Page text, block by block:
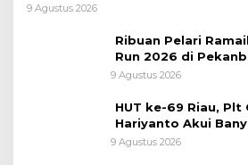
9 Agustus 2026
Ribuan Pelari
Run 2026 di
9 Agustus 2026
HUT ke-69 Riau, Plt
Hariyanto Akui
Warga Belum
9 Agustus 2026